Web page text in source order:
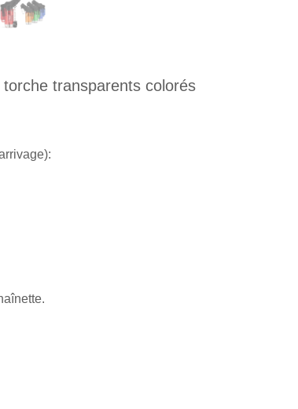
transparents colorés